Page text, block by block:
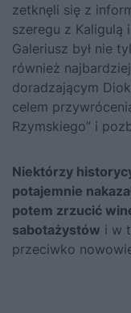
zetknęli się z
szeregu z Kaligulą
Galeriusz był nie
również
doradzającym
celem
Rzymskiego” i
Niektórzy
potajemnie
potem zrzucić
sabotażystów i w
przeciwko